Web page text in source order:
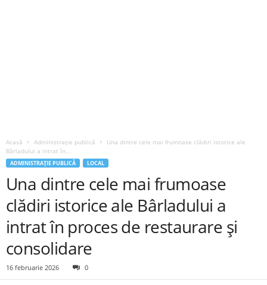
Acasă Administrație publică
Una dintre cele mai frumoase clădiri istorice ale
Bârladului a intrat în...
ADMINISTRAȚIE PUBLICĂ LOCAL
Una dintre cele mai frumoase
clădiri istorice ale Bârladului a
intrat în proces de restaurare și
consolidare
16 februarie 2026 0